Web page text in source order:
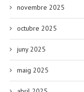
novembre 2025
octubre 2025
juny 2025
maig 2025